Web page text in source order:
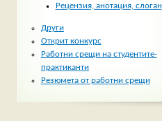
Рецензия, анотация, слоган
Други
Открит конкурс
Работни срещи на студентите-
практиканти
Резюмета от работни срещи